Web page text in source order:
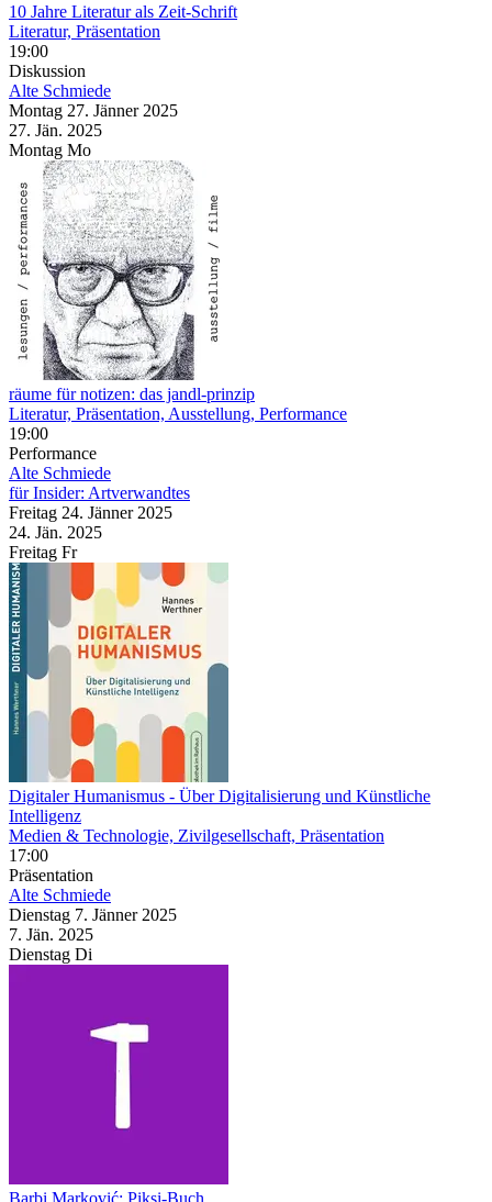
10 Jahre Literatur als Zeit-Schrift
Literatur, Präsentation
19:00
Diskussion
Alte Schmiede
Montag 27. Jänner 2025
27. Jän. 2025
Montag Mo
räume für notizen: das jandl-prinzip
Literatur, Präsentation, Ausstellung, Performance
19:00
Performance
Alte Schmiede
für Insider: Artverwandtes
Freitag 24. Jänner 2025
24. Jän. 2025
Freitag Fr
Digitaler Humanismus - Über Digitalisierung und Künstliche
Intelligenz
Medien & Technologie, Zivilgesellschaft, Präsentation
17:00
Präsentation
Alte Schmiede
Dienstag 7. Jänner 2025
7. Jän. 2025
Dienstag Di
Barbi Marković: Piksi-Buch